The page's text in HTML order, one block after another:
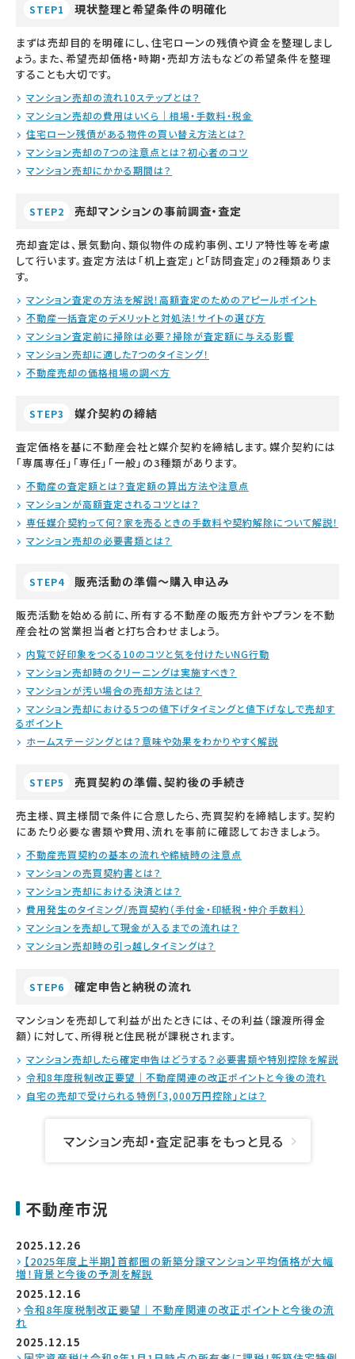
STEP1 現状整理と希望条件の明確化
まずは売却目的を明確にし、住宅ローンの残債や資金を整理しまし
ょう。また、希望売却価格・時期・売却方法もなどの希望条件を整理
することも大切です。
マンション売却の流れ10ステップとは？
マンション売却の費用はいくら｜相場・手数料・税金
住宅ローン残債がある物件の買い替え方法とは？
マンション売却の7つの注意点とは？初心者のコツ
マンション売却にかかる期間は？
STEP2 売却マンションの事前調査・査定
売却査定は、景気動向、類似物件の成約事例、エリア特性等を考慮
して行います。査定方法は「机上査定」と「訪問査定」の2種類ありま
す。
マンション査定の方法を解説！高額査定のためのアピールポイント
不動産一括査定のデメリットと対処法！サイトの選び方
マンション査定前に掃除は必要？掃除が査定額に与える影響
マンション売却に適した7つのタイミング！
不動産売却の価格相場の調べ方
STEP3 媒介契約の締結
査定価格を基に不動産会社と媒介契約を締結します。媒介契約には
「専属専任」「専任」「一般」の3種類があります。
不動産の査定額とは？査定額の算出方法や注意点
マンションが高額査定されるコツとは？
専任媒介契約って何？家を売るときの手数料や契約解除について解説！
マンション売却の必要書類とは？
STEP4 販売活動の準備～購入申込み
販売活動を始める前に、所有する不動産の販売方針やプランを不動
産会社の営業担当者と打ち合わせましょう。
内覧で好印象をつくる10のコツと気を付けたいNG行動
マンション売却時のクリーニングは実施すべき？
マンションが汚い場合の売却方法とは？
マンション売却における5つの値下げタイミングと値下げなしで売却す
るポイント
ホームステージングとは？意味や効果をわかりやすく解説
STEP5 売買契約の準備、契約後の手続き
売主様、買主様間で条件に合意したら、売買契約を締結します。契約
にあたり必要な書類や費用、流れを事前に確認しておきましょう。
不動産売買契約の基本の流れや締結時の注意点
マンションの売買契約書とは？
マンション売却における決済とは？
費用発生のタイミング/売買契約（手付金・印紙税・仲介手数料）
マンションを売却して現金が入るまでの流れは？
マンション売却時の引っ越しタイミングは？
STEP6 確定申告と納税の流れ
マンションを売却して利益が出たときには、その利益（譲渡所得金
額）に対して、所得税と住民税が課税されます。
マンション売却したら確定申告はどうする？必要書類や特別控除を解説
令和8年度税制改正要望｜不動産関連の改正ポイントと今後の流れ
自宅の売却で受けられる特例「3,000万円控除」とは？
マンション売却・査定記事をもっと見る
不動産市況
2025.12.26
【2025年度上半期】首都圏の新築分譲マンション平均価格が大幅
増！背景と今後の予測を解説
2025.12.16
令和8年度税制改正要望｜不動産関連の改正ポイントと今後の流
れ
2025.12.15